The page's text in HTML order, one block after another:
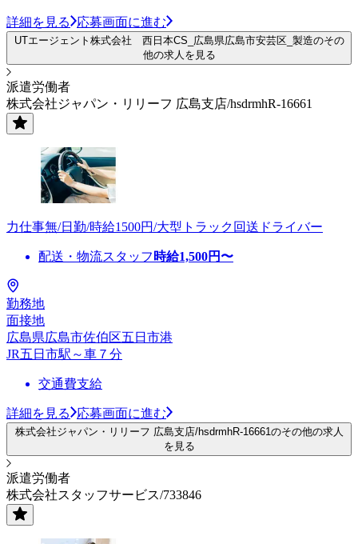
詳細を見る 応募画面に進む
UTエージェント株式会社 西日本CS_広島県広島市安芸区_製造のその
他の求人を見る
派遣労働者
株式会社ジャパン・リリーフ 広島支店/hsdrmhR-16661
力仕事無/日勤/時給1500円/大型トラック回送ドライバー
配送・物流スタッフ 時給1,500円〜
勤務地
面接地
広島県広島市佐伯区五日市港
JR五日市駅～車７分
交通費支給
詳細を見る 応募画面に進む
株式会社ジャパン・リリーフ 広島支店/hsdrmhR-16661のその他の求人
を見る
派遣労働者
株式会社スタッフサービス/733846